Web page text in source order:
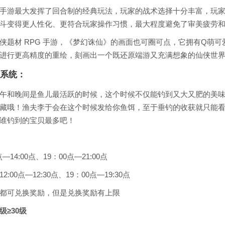
游最大发挥了回合制的经典玩法，玩家的战术选择十分丰富，玩
变得更人性化、更符合玩家操作习惯，最大程度避免了审美疲劳
题材 RPG 手游，《梦幻诛仙》的画面也可圈可点，它拥有Q萌可
行更高精度的重绘，刻画出一个既还原端游又充满想象的仙侠世
统：
和晚间是鱼儿最活跃的时候，这个时候不仅能钓到又大又肥的美
哦！渔夫李于会在这个时候发给你鱼饵，至于垂钓的收获就只能
钓到的宝贝最多吧！
—14:00点、19：00点—21:00点
点—12:30点、19：00点—19:30点
可兑换奖励，但是兑换奖励有上限
≥30级